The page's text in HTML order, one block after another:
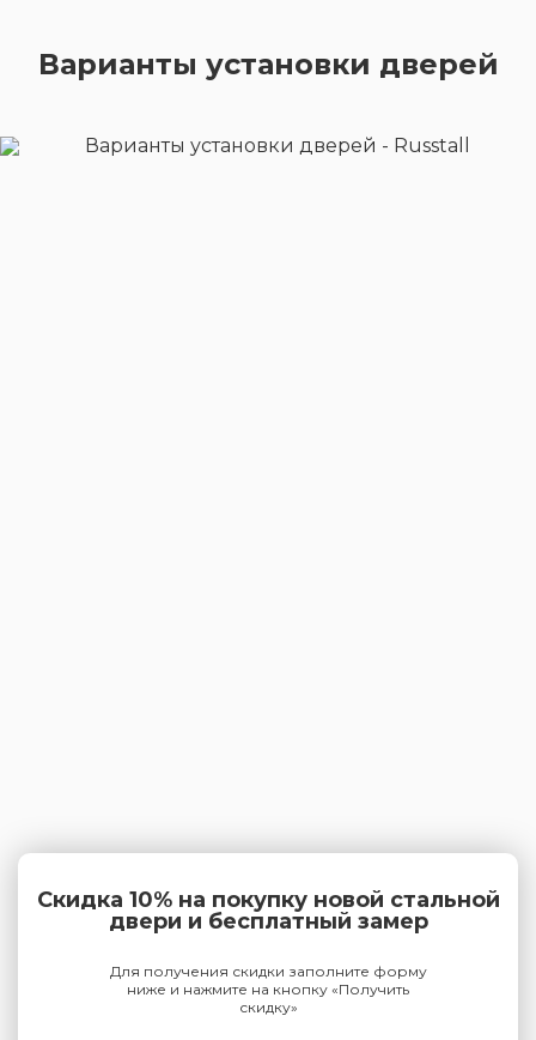
Варианты установки дверей
Скидка 10% на покупку новой стальной
двери и бесплатный замер
Для получения скидки заполните форму
ниже и нажмите на кнопку «Получить
скидку»